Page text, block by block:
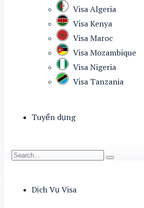
Visa Algeria
Visa Kenya
Visa Maroc
Visa Mozambique
Visa Nigeria
Visa Tanzania
Tuyển dụng
Dịch Vụ Visa